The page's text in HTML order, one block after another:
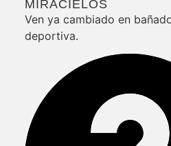
MIRACIELOS
Ven ya cambiado en
deportiva.